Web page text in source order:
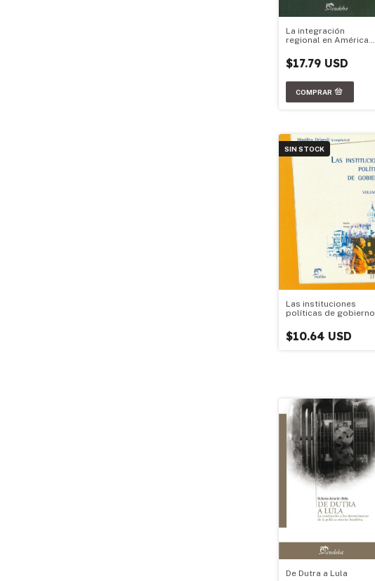
La integración
regional en América
$17.79 USD
SIN STOCK
Las instituciones
políticas de gobierno
$10.64 USD
De Dutra a Lula